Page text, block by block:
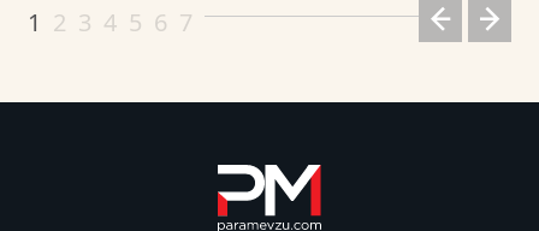
1 2 3 4 5 6 7